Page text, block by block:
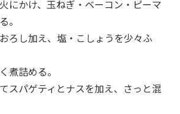
にかけ、玉ねぎ・ベーコン・ピーマ
。
ろし加え、塩・こしょうを少々ふ
煮詰める。
スパゲティとナスを加え、さっと混